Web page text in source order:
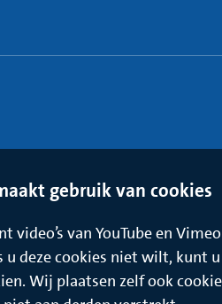
gebruik van cookies
video’s van YouTube en
u deze cookies niet wilt, kunt
Wij plaatsen zelf ook